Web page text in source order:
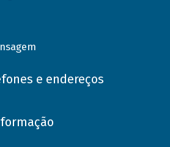
e endereços